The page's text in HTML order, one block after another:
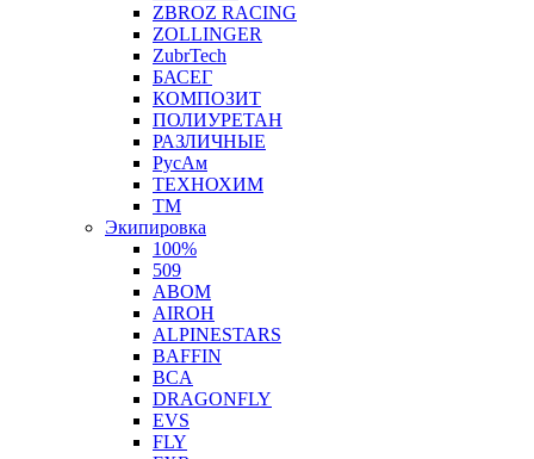
ZBROZ RACING
ZOLLINGER
ZubrTech
БАСЕГ
КОМПОЗИТ
ПОЛИУРЕТАН
РАЗЛИЧНЫЕ
РусАм
ТЕХНОХИМ
ТМ
Экипировка
100%
509
ABOM
AIROH
ALPINESTARS
BAFFIN
BCA
DRAGONFLY
EVS
FLY